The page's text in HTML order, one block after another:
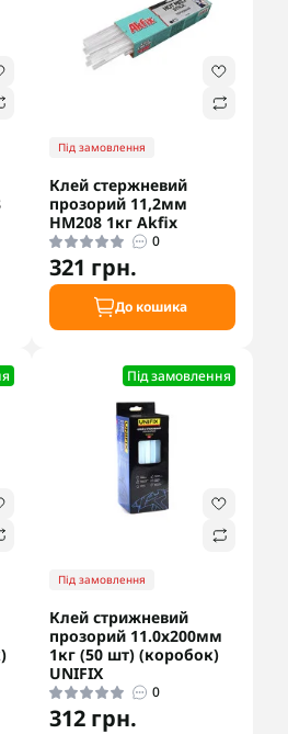
Під замовлення
Клей стержневий
прозорий 11,2мм
HM208 1кг Akfix
0
321 грн.
До кошика
Під замовлення
Під замовлення
Клей стрижневий
прозорий 11.0х200мм
1кг (50 шт) (коробок)
UNIFIX
0
312 грн.